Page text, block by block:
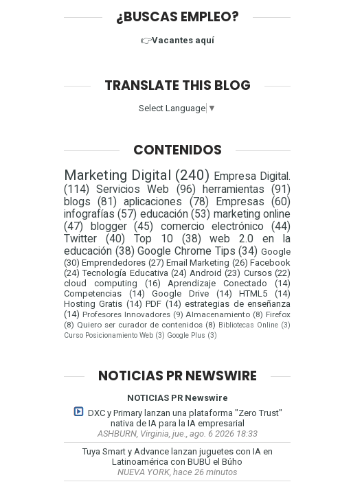
¿BUSCAS EMPLEO?
👉Vacantes aquí
TRANSLATE THIS BLOG
Select Language ▼
CONTENIDOS
Marketing Digital (240) Empresa Digital.
(114)
Servicios Web (96) herramientas
(91)
blogs
(81) aplicaciones (78) Empresas
(60)
infografías (57) educación (53) marketing online
(47)
blogger (45) comercio electrónico
(44)
Twitter
(40) Top 10 (38)
web 2.0 en la
educación (38) Google Chrome Tips (34) Google
(30) Emprendedores (27) Email Marketing (26) Facebook
(24) Tecnología Educativa (24) Android (23) Cursos (22)
cloud computing
(16) Aprendizaje Conectado
(14)
Competencias
(14) Google Drive (14) HTML5
(14)
Hosting Gratis (14) PDF (14) estrategias de enseñanza
(14) Profesores Innovadores (9) Almacenamiento (8) Firefox
(8) Quiero ser curador de contenidos (8) Bibliotecas Online (3)
Curso Posicionamiento Web (3) Google Plus (3)
NOTICIAS PR NEWSWIRE
NOTICIAS PR Newswire
DXC y Primary lanzan una plataforma "Zero Trust"
nativa de IA para la IA empresarial
ASHBURN, Virginia, jue., ago. 6 2026 18:33
Tuya Smart y Advance lanzan juguetes con IA en
Latinoamérica con BUBÚ el Búho
NUEVA YORK, hace 26 minutos